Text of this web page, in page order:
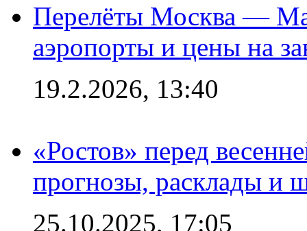
Перелёты Москва —
аэропорты и цены на
19.2.2026, 13:40
«Ростов» перед
прогнозы, расклады и
25.10.2025, 17:05